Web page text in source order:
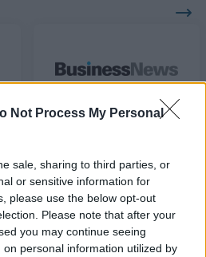
Not Process My Personal
sale, sharing to third parties, or
or sensitive information for
please use the below opt-out
Please note that after your
you may continue seeing
personal information utilized by
Οι δέκα πιο φιλικές πόλεις
επιχειρηματικότητα
17/07/2019 - 17:46